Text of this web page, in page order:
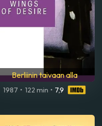
Berliinin taivaan alla
1987 • 122 min • 7,9